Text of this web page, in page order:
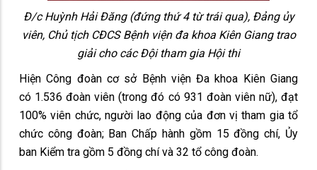
Đ/c Huỳnh Hải Đăng (đứng thứ 4 từ trái qua), Đảng ủy
viên, Chủ tịch CĐCS Bệnh viện đa khoa Kiên Giang trao
giải cho các Đội tham gia Hội thi
Hiện Công đoàn cơ sở Bệnh viện Đa khoa Kiên Giang
có 1.536 đoàn viên (trong đó có 931 đoàn viên nữ), đạt
100% viên chức, người lao động của đơn vị tham gia tổ
chức công đoàn; Ban Chấp hành gồm 15 đồng chí, Ủy
ban Kiểm tra gồm 5 đồng chí và 32 tổ công đoàn.